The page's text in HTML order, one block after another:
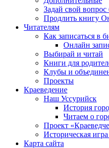
Задай свой
Продлить книгу
Читателям
Как записаться в
Онлайн
Выбирай и читай
Книги для
Клубы и
Проекты
Краеведение
Наш Уссурийск
История
Читаем о
Проект
Историческая
Карта сайта